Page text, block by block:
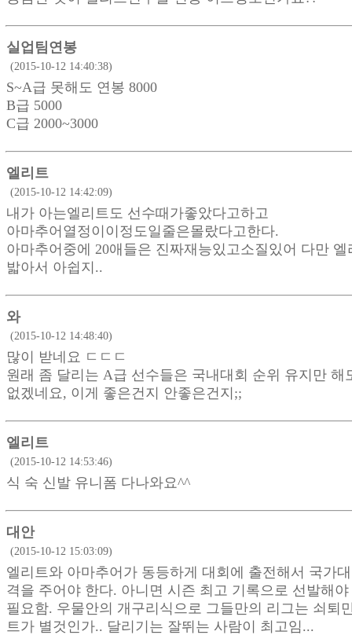
실업팀연봉
(2015-10-12 14:40:38)
S~A급 못해도 연봉 8000
B급 5000
C급 2000~3000
엘리트
(2015-10-12 14:42:09)
내가 아는엘리트도 선수때가좋았다고하고
아마추어열정이이정도일줄은몰랐다고한다.
아마추어중에 20애들은 진짜재능있고소질있어 다만
밟아서 아쉽지..
와
(2015-10-12 14:48:40)
많이 받네요 ㄷㄷㄷ
원래 좀 달리는 A급 선수들은 국내대회 순위 유지만 해
없겠네요, 이게 좋은건지 안좋은건지;;
엘리트
(2015-10-12 14:53:46)
식 숙 신발 유니폼 다나와요^^
대안
(2015-10-12 15:03:09)
엘리트와 아마추어가 동등하게 대회에 출전해서 국가
격을 주어야 한다. 아니면 시즌 최고 기록으로 선발해
필요함. 우물안의 개구리식으로 그들만의 리그는 쇠퇴
트가 별것인가.. 달리기는 잘뛰는 사람이 최고임...